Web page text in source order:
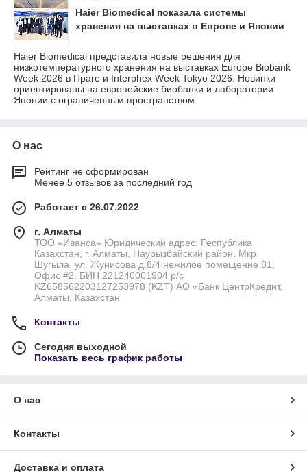
Haier Biomedical показала системы
хранения на выставках в Европе и Японии
Haier Biomedical представила новые решения для
низкотемпературного хранения на выставках Europe Biobank
Week 2026 в Праге и Interphex Week Tokyo 2026. Новинки
ориентированы на европейские биобанки и лаборатории
Японии с ограниченным пространством.
О нас
Рейтинг не сформирован
Менее 5 отзывов за последний год
Работает с 26.07.2022
г. Алматы
ТОО «Иванса» Юридический адрес: Республика
Казахстан, г. Алматы, Наурызбайский район, Мкр
Шугыла, ул. Жунисова д.8/4 нежилое помещение 81,
Офис #2. БИН 221240001904 р/с
KZ658562203127253978 (KZT) АО «Банк ЦентрКредит,
Алматы, Казахстан
Контакты
Сегодня выходной
Показать весь график работы
О нас
Контакты
Доставка и оплата